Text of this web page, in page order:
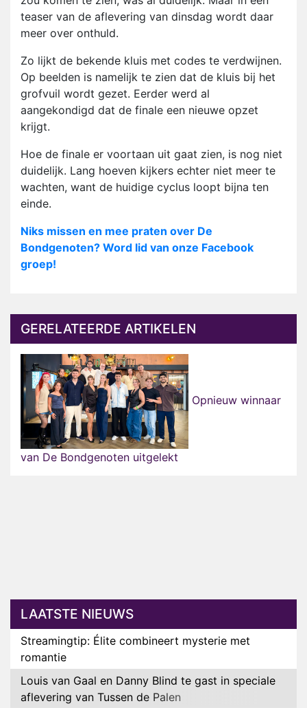
teaser van de aflevering van dinsdag wordt daar
meer over onthuld.
Zo lijkt de bekende kluis met codes te verdwijnen.
Op beelden is namelijk te zien dat de kluis bij het
grofvuil wordt gezet. Eerder werd al
aangekondigd dat de finale een nieuwe opzet
krijgt.
Hoe de finale er voortaan uit gaat zien, is nog niet
duidelijk. Lang hoeven kijkers echter niet meer te
wachten, want de huidige cyclus loopt bijna ten
einde.
Niks missen en mee praten over De
Bondgenoten? Word lid van onze Facebook
groep!
GERELATEERDE ARTIKELEN
Opnieuw winnaar
van De Bondgenoten uitgelekt
LAATSTE NIEUWS
Streamingtip: Élite combineert mysterie met
romantie
Louis van Gaal en Danny Blind te gast in speciale
aflevering van Tussen de Palen